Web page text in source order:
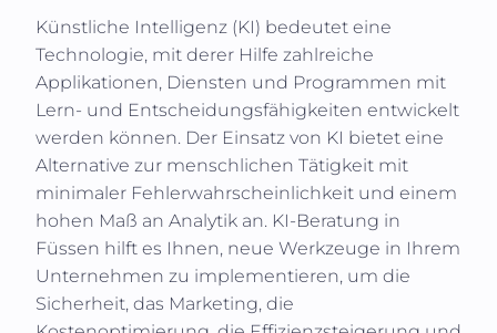
Künstliche Intelligenz (KI) bedeutet eine
Technologie, mit derer Hilfe zahlreiche
Applikationen, Diensten und Programmen mit
Lern- und Entscheidungsfähigkeiten entwickelt
werden können. Der Einsatz von KI bietet eine
Alternative zur menschlichen Tätigkeit mit
minimaler Fehlerwahrscheinlichkeit und einem
hohen Maß an Analytik an. KI-Beratung in
Füssen hilft es Ihnen, neue Werkzeuge in Ihrem
Unternehmen zu implementieren, um die
Sicherheit, das Marketing, die